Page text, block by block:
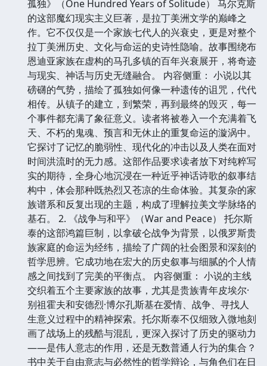
孤独》（One Hundred Years of Solitude） 马尔克斯
的这部魔幻现实主义巨著，是拉丁美洲文学的巅峰之
作。它不仅仅是一个家族七代人的兴衰史，更是对整个
拉丁美洲历史、文化与命运的史诗性隐喻。故事围绕布
恩迪亚家族在虚构的马孔多镇的百年兴衰展开，将奇迹
与现实、神话与历史无缝融合。 内容侧重： 小说以其
磅礴的气势，描绘了孤独如何像一种遗传的诅咒，代代
相传。从镇子的建立，到繁荣，再到最终的毁灭，每一
个事件都充满了象征意义。读者将被卷入一个充满着飞
天、不朽的鬼魂、预言和无休止的重复命运的漩涡中。
它探讨了记忆的脆弱性、现代化的冲击以及人类在面对
时间洪流时的无力感。这部作品要求读者放下对纯粹写
实的期待，全身心地沉浸在一种近乎神话诗歌的叙事结
构中，体会那种既热烈又苍凉的生命体验。其复杂的家
族谱系和反复出现的主题，构成了理解拉美文学脉络的
基石。 2. 《战争与和平》（War and Peace） 托尔斯
泰的这部鸿篇巨制，以拿破仑战争为背景，以俄罗斯贵
族家庭的命运为经纬，描绘了广阔的社会图景和深刻的
哲学思辨。它成功地在宏大的历史叙事与细腻的个人情
感之间找到了完美的平衡点。 内容侧重： 小说的主线
交织着五个主要家族的故事，尤其是贵族青年皮埃尔·
别祖霍夫和安德烈·博尔孔斯基在爱情、战争、寻找人
生意义过程中的精神探索。托尔斯泰不仅细致入微地刻
画了战场上的残酷与混乱，更深入探讨了历史的驱动力
——是伟人意志的作用，还是无数普通人行为的集合？
书中关于自由意志与必然性的哲学辩论，与角色们在日